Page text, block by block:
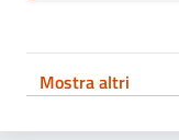
Mostra altri